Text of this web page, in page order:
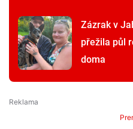
Zázrak v
přežila půl
doma